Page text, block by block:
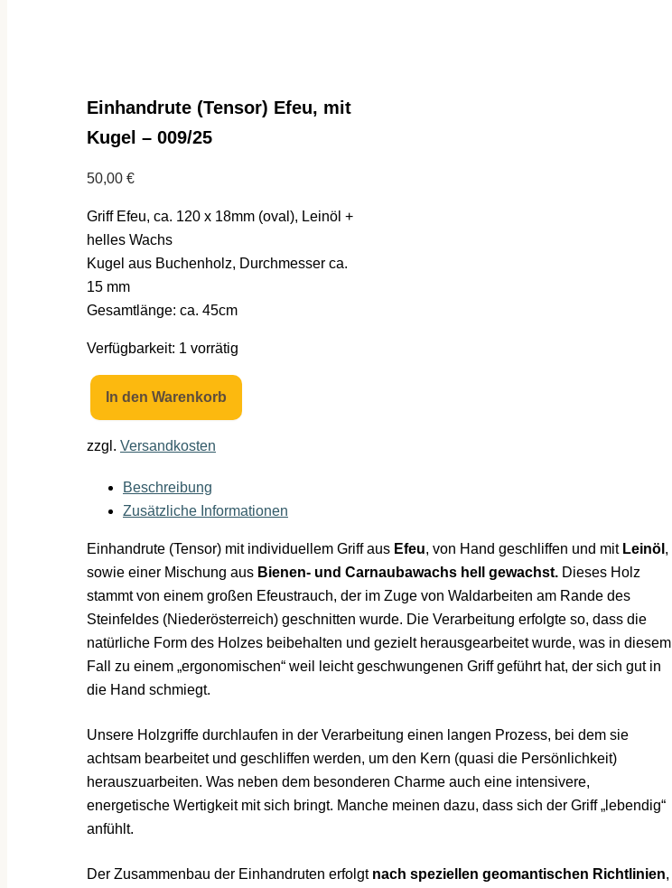
Einhandrute (Tensor) Efeu, mit
Kugel – 009/25
50,00 €
Griff Efeu, ca. 120 x 18mm (oval), Leinöl +
helles Wachs
Kugel aus Buchenholz, Durchmesser ca.
15 mm
Gesamtlänge: ca. 45cm
Verfügbarkeit: 1 vorrätig
Einhandrute
Efeu,
009/25
In den Warenkorb
zzgl. Versandkosten
Beschreibung
Zusätzliche Informationen
Einhandrute (Tensor) mit individuellem Griff aus Efeu, von Hand geschliffen und mit Leinöl ,
sowie einer Mischung aus Bienen- und Carnaubawachs hell gewachst. Dieses Holz
stammt von einem großen Efeustrauch, der im Zuge von Waldarbeiten am Rande des
Steinfeldes (Niederösterreich) geschnitten wurde. Die Verarbeitung erfolgte so, dass die
natürliche Form des Holzes beibehalten und gezielt herausgearbeitet wurde, was in diesem
Fall zu einem „ergonomischen“ weil leicht geschwungenen Griff geführt hat, der sich gut in
die Hand schmiegt.
Unsere Holzgriffe durchlaufen in der Verarbeitung einen langen Prozess, bei dem sie
achtsam bearbeitet und geschliffen werden, um den Kern (quasi die Persönlichkeit)
herauszuarbeiten. Was neben dem besonderen Charme auch eine intensivere,
energetische Wertigkeit mit sich bringt. Manche meinen dazu, dass sich der Griff „lebendig“
anfühlt.
Der Zusammenbau der Einhandruten erfolgt nach speziellen geomantischen Richtlinien,